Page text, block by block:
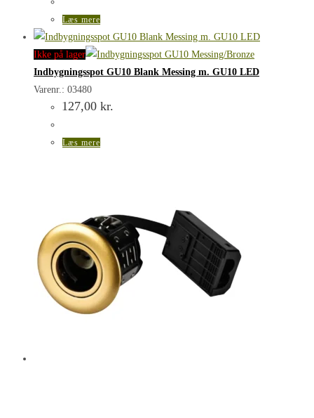
Læs mere
Ikke på lager
Indbygningsspot GU10 Blank Messing m. GU10 LED
Varenr.: 03480
127,00 kr.
Læs mere